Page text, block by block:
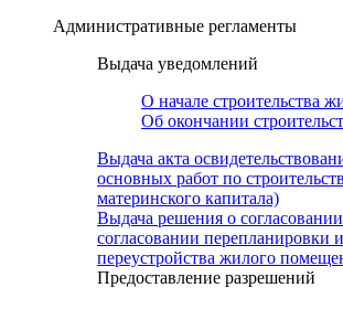
Административные регламенты
Выдача уведомлений
О начале строительства
Об окончании
Выдача акта
основных работ по
материнского капитала)
Выдача решения о
согласовании перепланировки
переустройства жилого
Предоставление разрешений